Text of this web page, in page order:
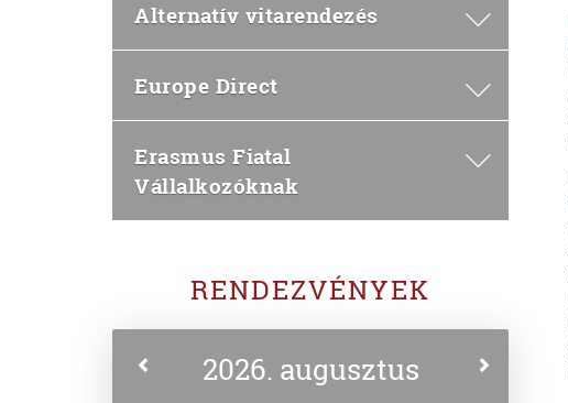
Alternatív vitarendezés
Europe Direct
Erasmus Fiatal
Vállalkozóknak
RENDEZVÉNYEK
2026. augusztus